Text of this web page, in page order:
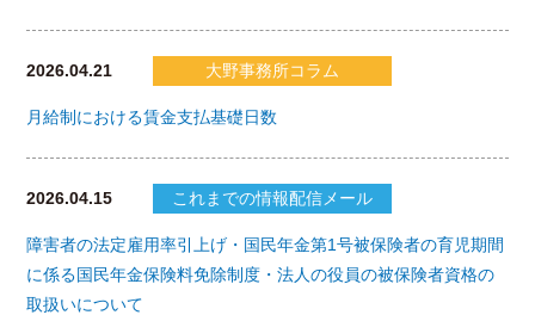
2026.04.21 大野事務所コラム
月給制における賃金支払基礎日数
2026.04.15 これまでの情報配信メール
障害者の法定雇用率引上げ・国民年金第1号被保険者の育児期間
に係る国民年金保険料免除制度・法人の役員の被保険者資格の
取扱いについて